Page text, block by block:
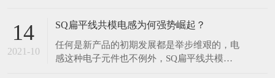
器，在新的时代将会有更大的发展空间。 伴
领域，电感行业会走向一个更大的发展空间。
无论科技进步的有多快，电子产品更新的再
14
2021-10
SQ扁平线共模电感为何强势崛起？
任何是新产品的初期发展都是举步维艰的，电
感这种电子元件也不例外，SQ扁平线共模电